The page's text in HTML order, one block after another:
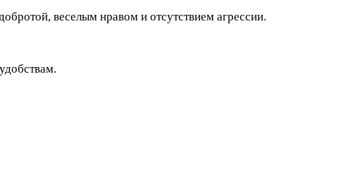
веселым нравом и отсутствием агрессии.